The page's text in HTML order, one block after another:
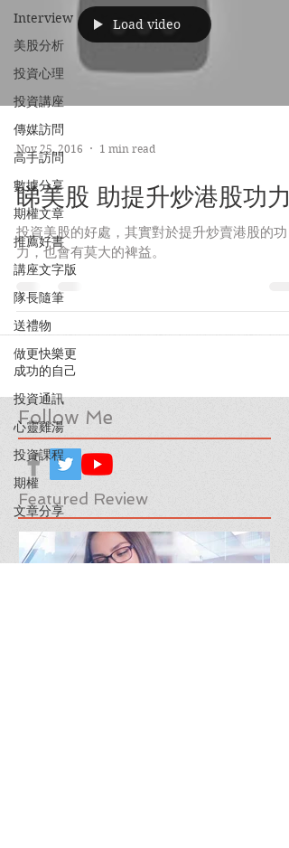
Follow Me
Interview
美股分析
投資心理
投資講座
傳媒訪問
高手訪問
數據分享
期權文章
推薦好書
講座文字版
隊長隨筆
送禮物
做更快樂更
成功的自己
投資通訊
心靈雞湯
投資課程
期權
文章分享
Load video
Nov 25, 2016 1 min read
睇美股 助提升炒港股功力
投資美股的好處，其實對於提升炒賣港股的功
力，也會有莫大的裨益。
Featured Review